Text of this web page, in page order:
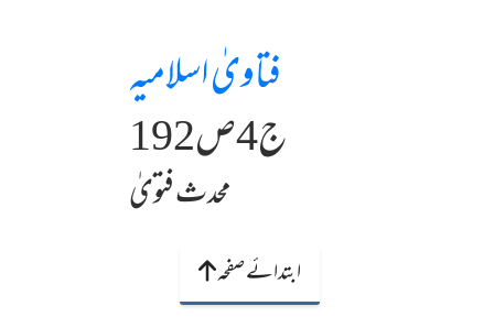
فتاویٰ اسلامیہ
ج4ص192
محدث فتویٰ
ابتدائے صفحہ